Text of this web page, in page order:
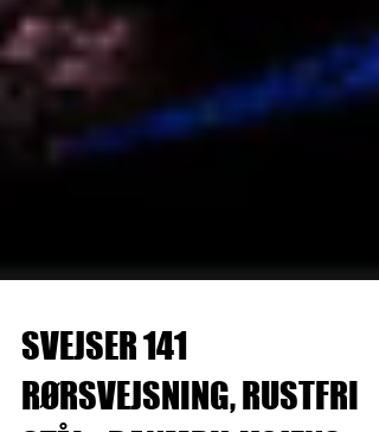
SVEJSER 141